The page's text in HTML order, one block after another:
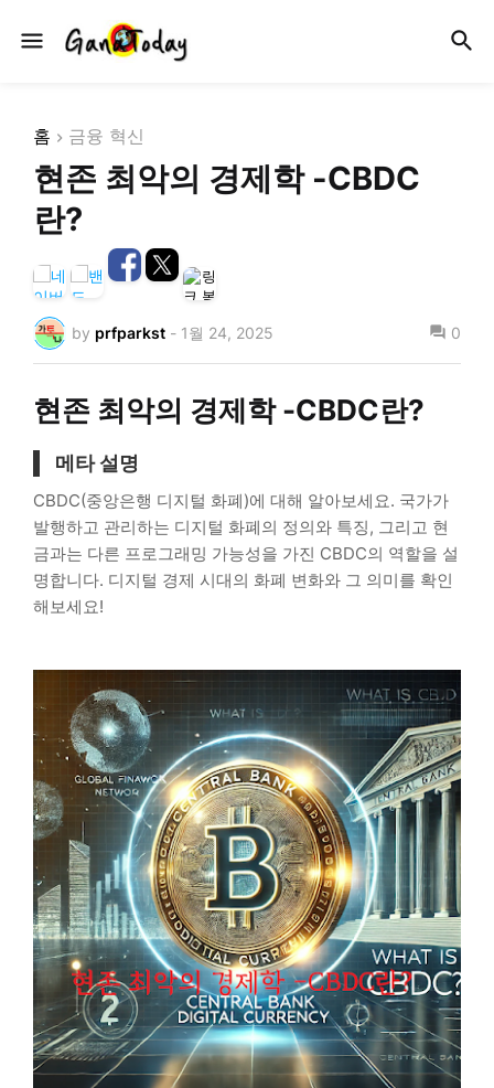
홈 금융 혁신
현존 최악의 경제학 -CBDC
란?
by prfparkst - 1월 24, 2025 0
현존 최악의 경제학 -CBDC란?
메타 설명
CBDC(중앙은행 디지털 화폐)에 대해 알아보세요. 국가가
발행하고 관리하는 디지털 화폐의 정의와 특징, 그리고 현
금과는 다른 프로그래밍 가능성을 가진 CBDC의 역할을 설
명합니다. 디지털 경제 시대의 화폐 변화와 그 의미를 확인
해보세요!